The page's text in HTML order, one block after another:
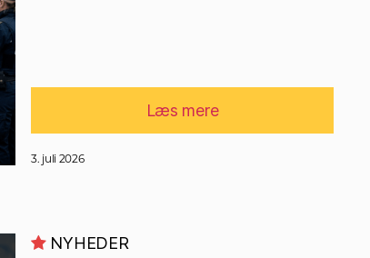
Læs mere
3. juli 2026
NYHEDER